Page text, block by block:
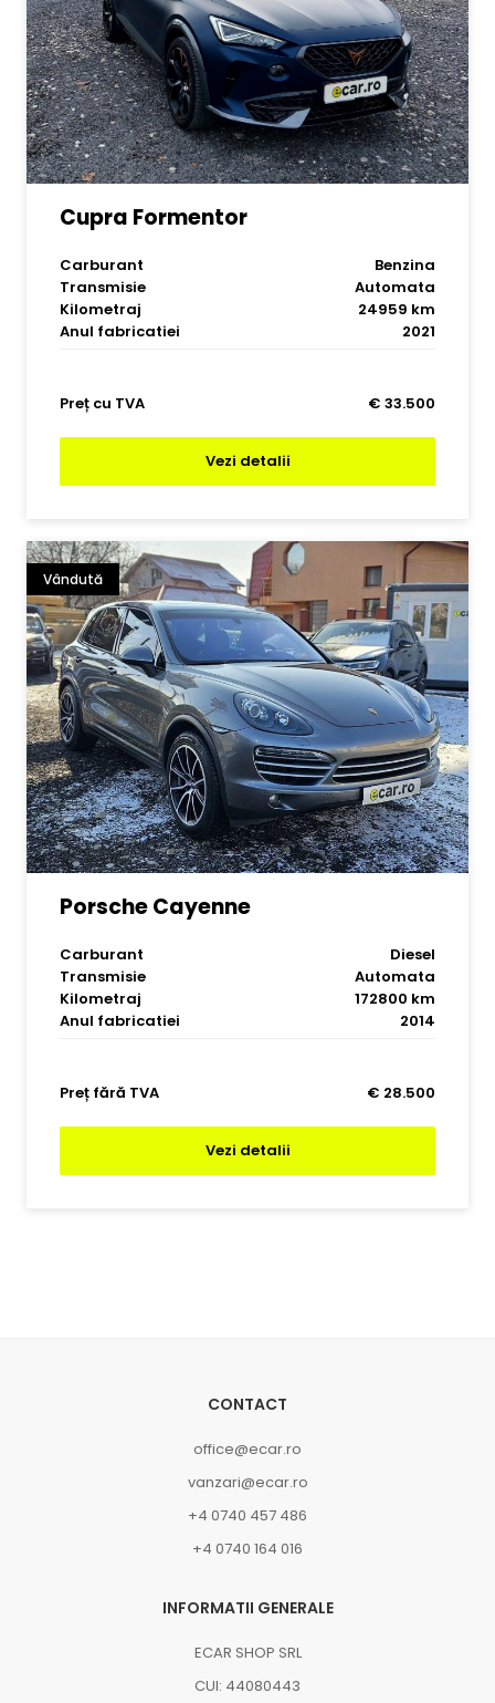
Cupra Formentor
Carburant
Benzina
Transmisie
Automata
Kilometraj
24959 km
Anul fabricatiei
2021
Preț cu TVA € 33.500
Vezi detalii
Vândută
Porsche Cayenne
Carburant
Diesel
Transmisie
Automata
Kilometraj
172800 km
Anul fabricatiei
2014
Preț fără TVA € 28.500
Vezi detalii
CONTACT
office@ecar.ro
vanzari@ecar.ro
+4 0740 457 486
+4 0740 164 016
INFORMATII GENERALE
ECAR SHOP SRL
CUI: 44080443